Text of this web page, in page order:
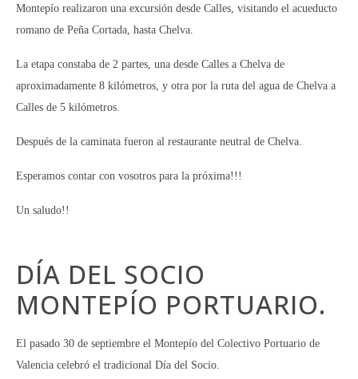
Montepío realizaron una excursión desde Calles, visitando el acueducto
romano de Peña Cortada, hasta Chelva.
La etapa constaba de 2 partes, una desde Calles a Chelva de
aproximadamente 8 kilómetros, y otra por la ruta del agua de Chelva a
Calles de 5 kilómetros.
Después de la caminata fueron al restaurante neutral de Chelva.
Esperamos contar con vosotros para la próxima!!!
Un saludo!!
DÍA DEL SOCIO
MONTEPÍO PORTUARIO.
El pasado 30 de septiembre el Montepío del Colectivo Portuario de
Valencia celebró el tradicional Día del Socio.